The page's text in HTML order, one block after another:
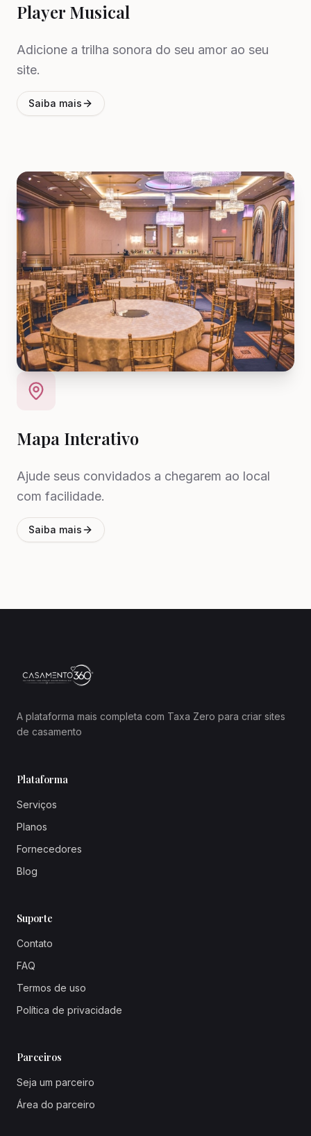
Player Musical
Adicione a trilha sonora do seu amor ao seu
site.
Saiba mais
Mapa Interativo
Ajude seus convidados a chegarem ao local
com facilidade.
Saiba mais
A plataforma mais completa com Taxa Zero para criar sites
de casamento
Plataforma
Serviços
Planos
Fornecedores
Blog
Suporte
Contato
FAQ
Termos de uso
Política de privacidade
Parceiros
Seja um parceiro
Área do parceiro